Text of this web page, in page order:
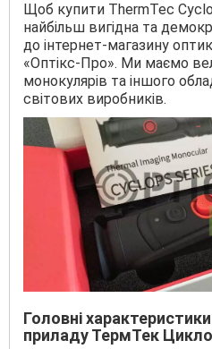
Щоб купити ThermTec
найбільш вигідна та
до інтернет-магазину
«Оптікс-Про». Ми маємо
монокулярів та іншого
світових виробників.
Головні
приладу ТермТек